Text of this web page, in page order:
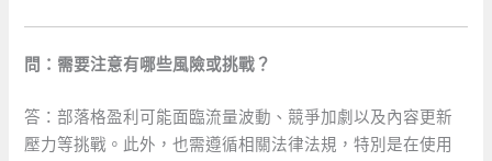
問：需要注意有哪些風險或挑戰？
答：部落格盈利可能面臨流量波動、競爭加劇以及內容更新
壓力等挑戰。此外，也需遵循相關法律法規，特別是在使用